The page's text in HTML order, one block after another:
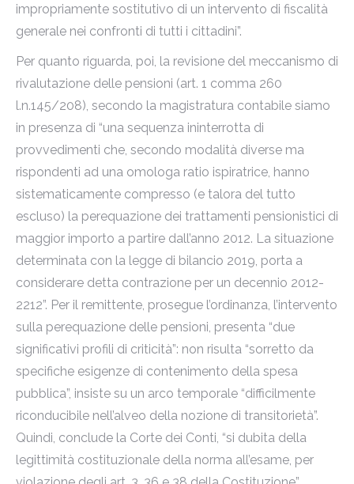
impropriamente sostitutivo di un intervento di fiscalità
generale nei confronti di tutti i cittadini”.
Per quanto riguarda, poi, la revisione del meccanismo di
rivalutazione delle pensioni (art. 1 comma 260
l.n.145/208), secondo la magistratura contabile siamo
in presenza di “una sequenza ininterrotta di
provvedimenti che, secondo modalità diverse ma
rispondenti ad una omologa ratio ispiratrice, hanno
sistematicamente compresso (e talora del tutto
escluso) la perequazione dei trattamenti pensionistici di
maggior importo a partire dall’anno 2012. La situazione
determinata con la legge di bilancio 2019, porta a
considerare detta contrazione per un decennio 2012-
2212”. Per il remittente, prosegue l’ordinanza, l’intervento
sulla perequazione delle pensioni, presenta “due
significativi profili di criticità”: non risulta “sorretto da
specifiche esigenze di contenimento della spesa
pubblica”, insiste su un arco temporale “difficilmente
riconducibile nell’alveo della nozione di transitorietà”.
Quindi, conclude la Corte dei Conti, “si dubita della
legittimità costituzionale della norma all’esame, per